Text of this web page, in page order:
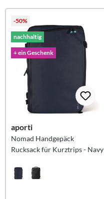
-50%
nachhaltig
+ ein Geschenk
aporti
Nomad Handgepäck
Rucksack für Kurztrips - Navy